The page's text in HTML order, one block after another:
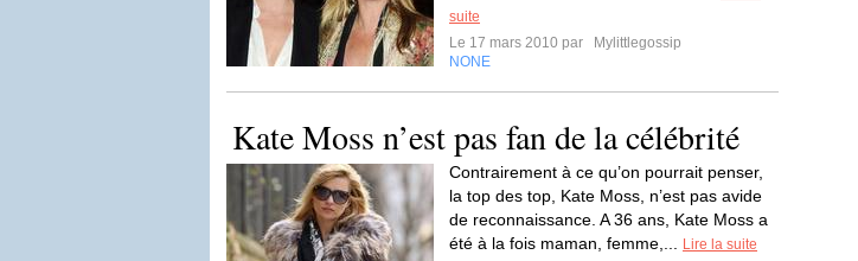
suite
Le 17 mars 2010 par
Mylittlegossip
NONE
Kate Moss n’est pas fan de la célébrité
Contrairement à ce qu’on pourrait penser,
la top des top, Kate Moss, n’est pas avide
de reconnaissance. A 36 ans, Kate Moss a
été à la fois maman, femme,...
Lire la suite